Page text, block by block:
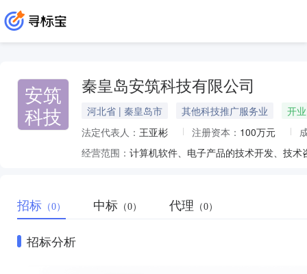
安筑
科技
秦皇岛安筑科技有限公司
河北省 | 秦皇岛市 其他科技推广服务业
开业
法定代表人： 王亚彬 注册资本： 100万元
经营范围：
招标 （0） 中标 （0） 代理 （0）
招标分析